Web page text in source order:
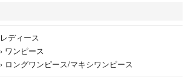
レディース
› ワンピース
› ロングワンピース/マキシワンピース